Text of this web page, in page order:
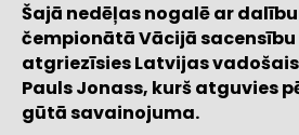
Šajā nedēļas nogalē ar dalību
čempionātā Vācijā
atgriezīsies Latvijas
Pauls Jonass, kurš atguvies
gūtā savainojuma.